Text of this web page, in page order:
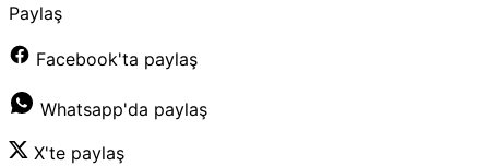
Paylaş
Facebook'ta paylaş
Whatsapp'da paylaş
X'te paylaş